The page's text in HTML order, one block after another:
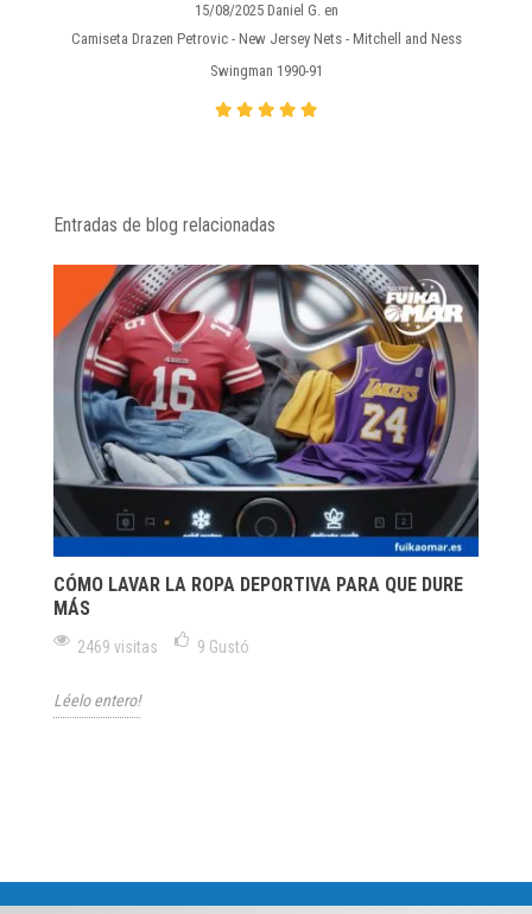
15/08/2025 Daniel G. en
Camiseta Drazen Petrovic - New Jersey Nets - Mitchell and Ness
Swingman 1990-91
Entradas de blog relacionadas
CÓMO LAVAR LA ROPA DEPORTIVA PARA QUE DURE
MÁS
2469 visitas 9 Gustó
Léelo entero!